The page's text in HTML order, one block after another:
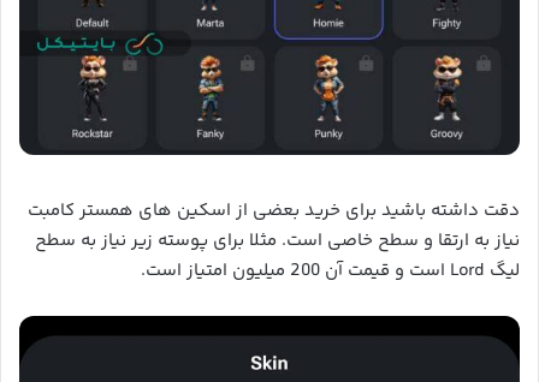
دقت داشته باشید برای خرید بعضی از اسکین های همستر کامبت
نیاز به ارتقا و سطح خاصی است. مثلا برای پوسته زیر نیاز به سطح
لیگ Lord است و قیمت آن 200 میلیون امتیاز است.